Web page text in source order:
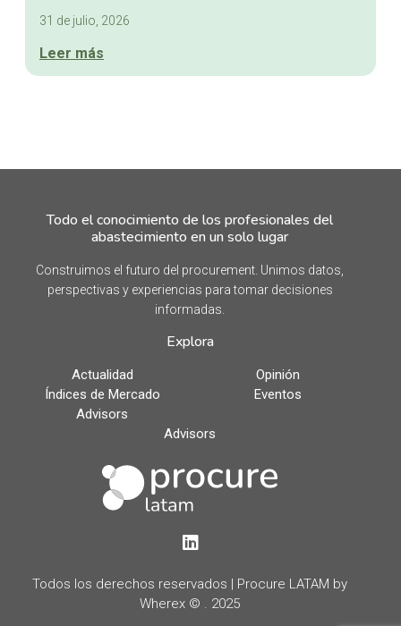
31 de julio, 2026
Leer más
Todo el conocimiento de los profesionales del
abastecimiento en un solo lugar
Construimos el futuro del procurement. Unimos datos,
perspectivas y experiencias para tomar decisiones
informadas.
Explora
Actualidad
Opinión
Índices de Mercado
Eventos
Advisors
Advisors
LinkedIn
Todos los derechos reservados | Procure LATAM by
Wherex © . 2025